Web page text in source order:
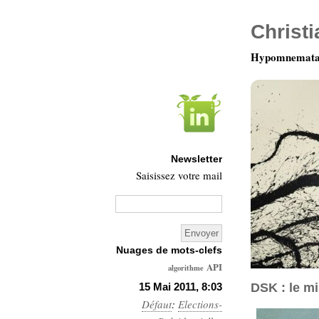
15 Mai 2011, 8:03
Défaut: Elections-
DSK : le
Newsletter
Saisissez votre mail
Nuages de mots-clefs
algorithme API
Architecture
Ars-